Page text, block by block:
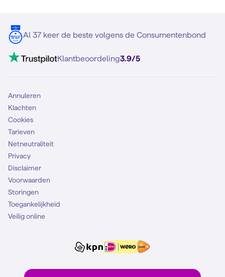
Al 37 keer de beste volgens de Consumentenbond
Klantbeoordeling3.9/5
Annuleren
Klachten
Cookies
Tarieven
Netneutraliteit
Privacy
Disclaimer
Voorwaarden
Storingen
Toegankelijkheid
Veilig online